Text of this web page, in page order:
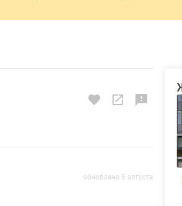
обновлено 6 августа